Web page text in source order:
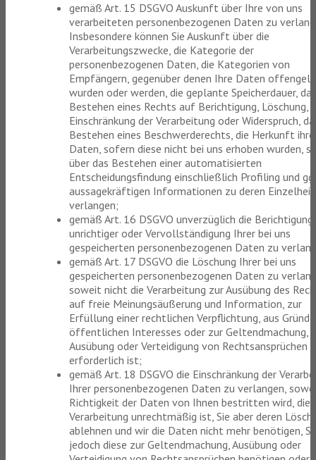
gemäß Art. 15 DSGVO Auskunft über Ihre von uns
verarbeiteten personenbezogenen Daten zu
Insbesondere können Sie Auskunft über die
Verarbeitungszwecke, die Kategorie der
personenbezogenen Daten, die Kategorien von
Empfängern, gegenüber denen Ihre Daten
wurden oder werden, die geplante Speicherdauer, das
Bestehen eines Rechts auf Berichtigung, Löschung,
Einschränkung der Verarbeitung oder Widerspruch,
Bestehen eines Beschwerderechts, die Herkunft
Daten, sofern diese nicht bei uns erhoben wurden,
über das Bestehen einer automatisierten
Entscheidungsfindung einschließlich Profiling und
aussagekräftigen Informationen zu deren
verlangen;
gemäß Art. 16 DSGVO unverzüglich die Berichtigung
unrichtiger oder Vervollständigung Ihrer bei uns
gespeicherten personenbezogenen Daten zu
gemäß Art. 17 DSGVO die Löschung Ihrer bei uns
gespeicherten personenbezogenen Daten zu
soweit nicht die Verarbeitung zur Ausübung des
auf freie Meinungsäußerung und Information, zur
Erfüllung einer rechtlichen Verpflichtung, aus
öffentlichen Interesses oder zur Geltendmachung,
Ausübung oder Verteidigung von Rechtsansprüchen
erforderlich ist;
gemäß Art. 18 DSGVO die Einschränkung der
Ihrer personenbezogenen Daten zu verlangen,
Richtigkeit der Daten von Ihnen bestritten wird, die
Verarbeitung unrechtmäßig ist, Sie aber deren
ablehnen und wir die Daten nicht mehr benötigen,
jedoch diese zur Geltendmachung, Ausübung oder